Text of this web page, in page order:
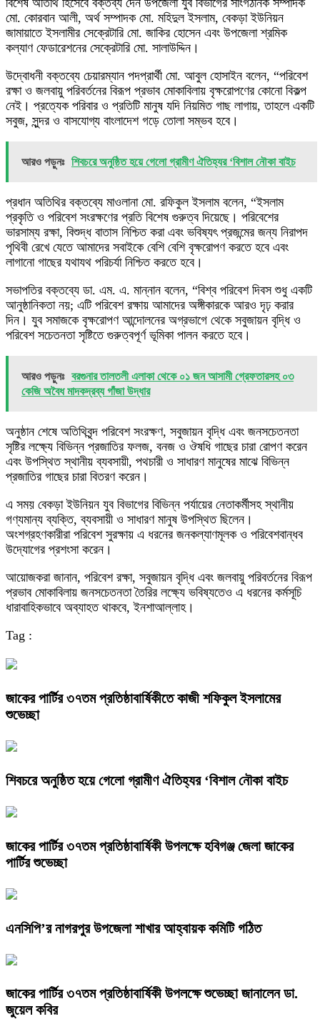
বিশেষ অতিথি হিসেবে বক্তব্য দেন উপজেলা যুব বিভাগের সাংগঠনিক সম্পাদক
মো. কোরবান আলী, অর্থ সম্পাদক মো. মহিদুল ইসলাম, বেকড়া ইউনিয়ন
জামায়াতে ইসলামীর সেক্রেটারি মো. জাকির হোসেন এবং উপজেলা শ্রমিক
কল্যাণ ফেডারেশনের সেক্রেটারি মো. সালাউদ্দিন।
উদ্বোধনী বক্তব্যে চেয়ারম্যান পদপ্রার্থী মো. আবুল হোসাইন বলেন, “পরিবেশ
রক্ষা ও জলবায়ু পরিবর্তনের বিরূপ প্রভাব মোকাবিলায় বৃক্ষরোপণের কোনো বিকল্প
নেই। প্রত্যেক পরিবার ও প্রতিটি মানুষ যদি নিয়মিত গাছ লাগায়, তাহলে একটি
সবুজ, সুন্দর ও বাসযোগ্য বাংলাদেশ গড়ে তোলা সম্ভব হবে।
আরও পড়ুনঃ শিবচরে অনুষ্ঠিত হয়ে গেলো গ্রামীণ ঐতিহ্যর ‘বিশাল নৌকা বাইচ
প্রধান অতিথির বক্তব্যে মাওলানা মো. রফিকুল ইসলাম বলেন, “ইসলাম
প্রকৃতি ও পরিবেশ সংরক্ষণের প্রতি বিশেষ গুরুত্ব দিয়েছে। পরিবেশের
ভারসাম্য রক্ষা, বিশুদ্ধ বাতাস নিশ্চিত করা এবং ভবিষ্যৎ প্রজন্মের জন্য নিরাপদ
পৃথিবী রেখে যেতে আমাদের সবাইকে বেশি বেশি বৃক্ষরোপণ করতে হবে এবং
লাগানো গাছের যথাযথ পরিচর্যা নিশ্চিত করতে হবে।
সভাপতির বক্তব্যে ডা. এম. এ. মান্নান বলেন, “বিশ্ব পরিবেশ দিবস শুধু একটি
আনুষ্ঠানিকতা নয়; এটি পরিবেশ রক্ষায় আমাদের অঙ্গীকারকে আরও দৃঢ় করার
দিন। যুব সমাজকে বৃক্ষরোপণ আন্দোলনের অগ্রভাগে থেকে সবুজায়ন বৃদ্ধি ও
পরিবেশ সচেতনতা সৃষ্টিতে গুরুত্বপূর্ণ ভূমিকা পালন করতে হবে।
আরও পড়ুনঃ বরগুনার তালতলী এলাকা থেকে ০১ জন আসামী গ্রেফতারসহ ০৩
কেজি অবৈধ মাদকদ্রব্য গাঁজা উদ্ধার
অনুষ্ঠান শেষে অতিথিবৃন্দ পরিবেশ সংরক্ষণ, সবুজায়ন বৃদ্ধি এবং জনসচেতনতা
সৃষ্টির লক্ষ্যে বিভিন্ন প্রজাতির ফলজ, বনজ ও ঔষধি গাছের চারা রোপণ করেন
এবং উপস্থিত স্থানীয় ব্যবসায়ী, পথচারী ও সাধারণ মানুষের মাঝে বিভিন্ন
প্রজাতির গাছের চারা বিতরণ করেন।
এ সময় বেকড়া ইউনিয়ন যুব বিভাগের বিভিন্ন পর্যায়ের নেতাকর্মীসহ স্থানীয়
গণ্যমান্য ব্যক্তি, ব্যবসায়ী ও সাধারণ মানুষ উপস্থিত ছিলেন।
অংশগ্রহণকারীরা পরিবেশ সুরক্ষায় এ ধরনের জনকল্যাণমূলক ও পরিবেশবান্ধব
উদ্যোগের প্রশংসা করেন।
আয়োজকরা জানান, পরিবেশ রক্ষা, সবুজায়ন বৃদ্ধি এবং জলবায়ু পরিবর্তনের বিরূপ
প্রভাব মোকাবিলায় জনসচেতনতা তৈরির লক্ষ্যে ভবিষ্যতেও এ ধরনের কর্মসূচি
ধারাবাহিকভাবে অব্যাহত থাকবে, ইনশাআল্লাহ।
Tag :
জাকের পার্টির ৩৭তম প্রতিষ্ঠাবার্ষিকীতে কাজী শফিকুল ইসলামের
শুভেচ্ছা
শিবচরে অনুষ্ঠিত হয়ে গেলো গ্রামীণ ঐতিহ্যর ‘বিশাল নৌকা বাইচ
জাকের পার্টির ৩৭তম প্রতিষ্ঠাবার্ষিকী উপলক্ষে হবিগঞ্জ জেলা জাকের
পার্টির শুভেচ্ছা
এনসিপি’র নাগরপুর উপজেলা শাখার আহ্বায়ক কমিটি গঠিত
জাকের পার্টির ৩৭তম প্রতিষ্ঠাবার্ষিকী উপলক্ষে শুভেচ্ছা জানালেন ডা.
জুয়েল কবির